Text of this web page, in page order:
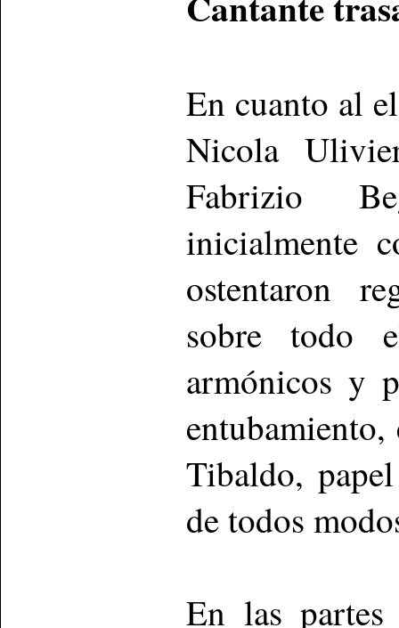
En cuanto al
Nicola
Fabrizio
inicialmente
ostentaron
sobre todo
armónicos y
Tibaldo,
de todos
En las